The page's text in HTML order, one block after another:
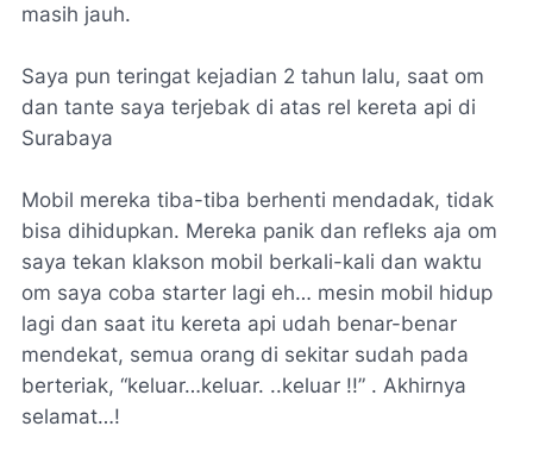
masih jauh.
Saya pun teringat kejadian 2 tahun lalu, saat om
dan tante saya terjebak di atas rel kereta api di
Surabaya
Mobil mereka tiba-tiba berhenti mendadak, tidak
bisa dihidupkan. Mereka panik dan refleks aja om
saya tekan klakson mobil berkali-kali dan waktu
om saya coba starter lagi eh… mesin mobil hidup
lagi dan saat itu kereta api udah benar-benar
mendekat, semua orang di sekitar sudah pada
berteriak, “keluar…keluar. ..keluar !!” . Akhirnya
selamat…!